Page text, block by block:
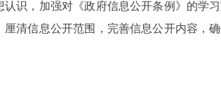
识，加强对《政府信息公开条例》的学
清信息公开范围，完善信息公开内容，